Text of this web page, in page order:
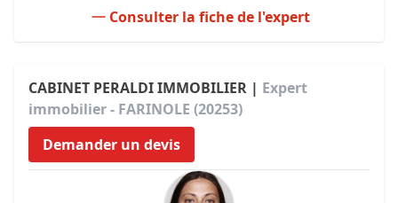
Consulter la fiche de l'expert
CABINET PERALDI IMMOBILIER | Expert
immobilier - FARINOLE (20253)
Demander un devis